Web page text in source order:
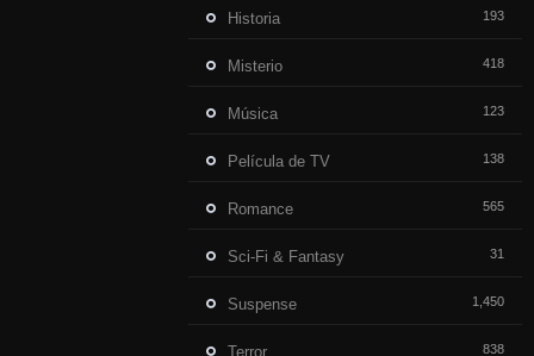
Historia 193
Misterio 418
Música 123
Película de TV 138
Romance 565
Sci-Fi & Fantasy 31
Suspense 1,450
Terror 838